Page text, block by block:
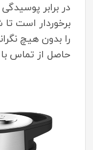
در برابر
برخوردار است تا
را بدون هیچ
حاصل از تماس